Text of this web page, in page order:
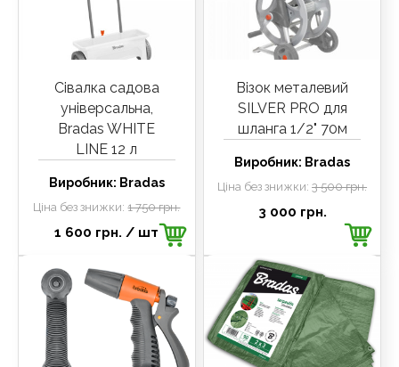
Сівалка садова
універсальна,
Bradas WHITE
LINE 12 л
Виробник: Bradas
Ціна без знижки:1 750 грн.
1 600 грн. / шт
Візок металевий
SILVER PRO для
шланга 1/2" 70м
Виробник: Bradas
Ціна без знижки:3 500 грн.
3 000 грн.